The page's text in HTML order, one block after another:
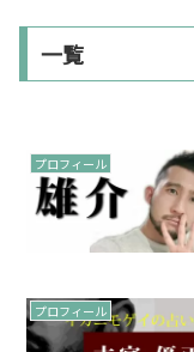
一覧
プロフィール
プロフィール